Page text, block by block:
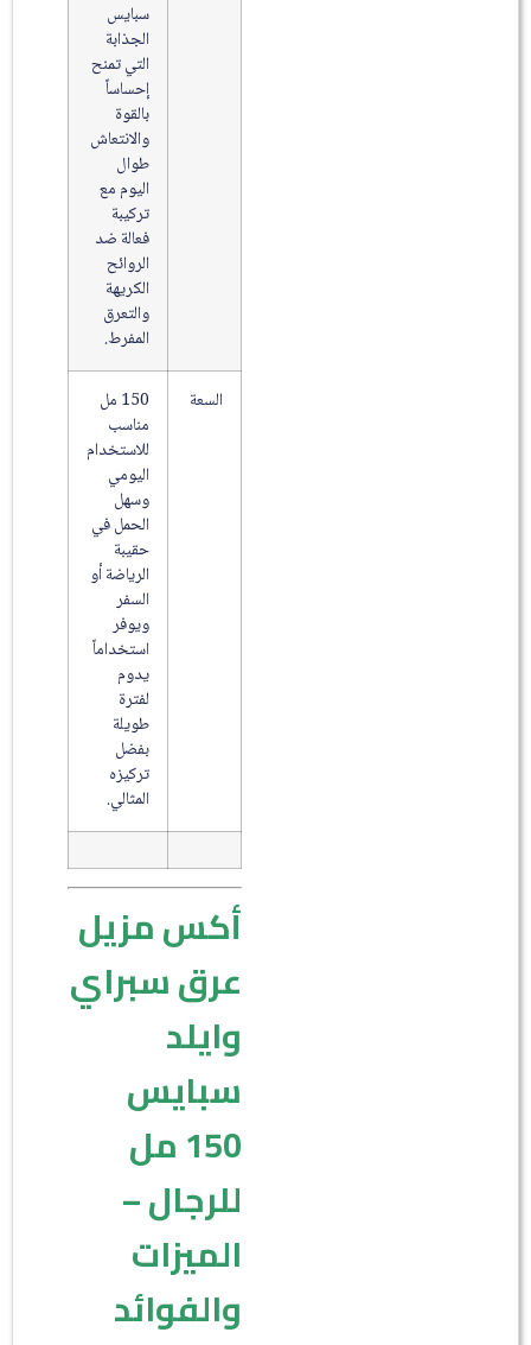
سبايس
الجذابة
التي تمنح
إحساساً
بالقوة
والانتعاش
طوال
اليوم مع
تركيبة
فعالة ضد
الروائح
الكريهة
والتعرق
المفرط.
السعة
150 مل
مناسب
للاستخدام
اليومي
وسهل
الحمل في
حقيبة
الرياضة أو
السفر
ويوفر
استخداماً
يدوم
لفترة
طويلة
بفضل
تركيزه
المثالي.
أكس مزيل
عرق سبراي
وايلد
سبايس
150 مل
للرجال –
الميزات
والفوائد